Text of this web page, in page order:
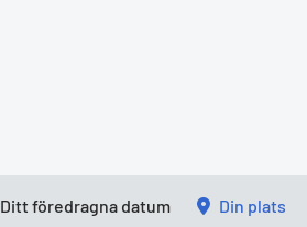
Ditt föredragna datum din plats